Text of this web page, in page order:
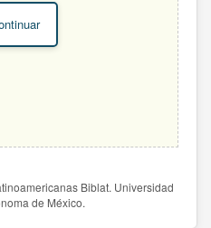
Biblat. Universidad
de México.